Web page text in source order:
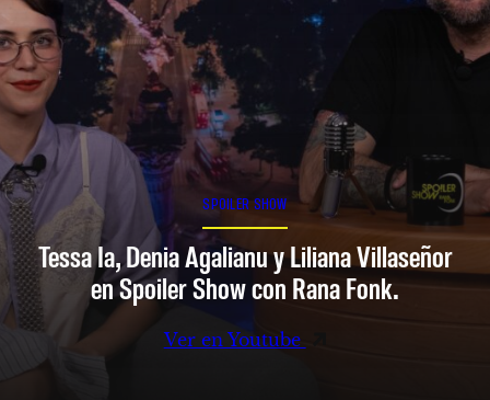
SPOILER SHOW
Tessa Ia, Denia Agalianu y Liliana Villaseñor
en Spoiler Show con Rana Fonk.
Ver en Youtube